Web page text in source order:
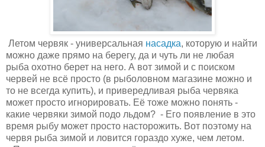
Летом червяк - универсальная насадка, которую и найти
можно даже прямо на берегу, да и чуть ли не любая
рыба охотно берет на него. А вот зимой и с поиском
червей не всё просто (в рыболовном магазине можно и
то не всегда купить), и привередливая рыба червяка
может просто игнорировать. Её тоже можно понять -
какие червяки зимой подо льдом? - Его появление в это
время рыбу может просто насторожить. Вот поэтому на
червя рыба зимой и ловится гораздо хуже, чем летом.